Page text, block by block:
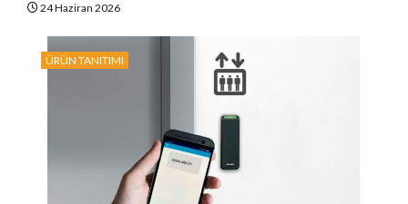
24 Haziran 2026
ÜRÜN TANITIMI